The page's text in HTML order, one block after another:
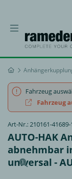
Fahrzeug
Fahrzeug
Art-Nr.: 210161-41689-
AUTO-HAK
abnehmbar
universal -